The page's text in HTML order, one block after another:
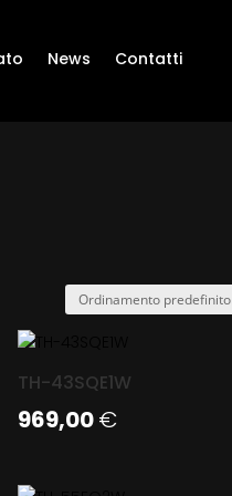
News Contatti
TH-43SQE1W
969,00€